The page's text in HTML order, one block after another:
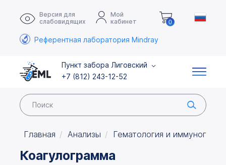
Версия для
слабовидящих
Мой
кабинет
0
Референтная лаборатория Mindray
Пункт забора Лиговский
+7 (812) 243-12-52
Главная Анализы Гематология и
Коагулограмма